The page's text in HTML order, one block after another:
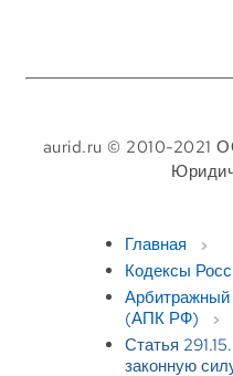
aurid.ru © 2010-2021
Главная
Кодексы
(АПК РФ)
Статья
законную